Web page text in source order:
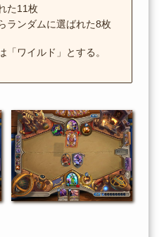
た11枚
ランダムに選ばれた8枚
「ワイルド」とする。